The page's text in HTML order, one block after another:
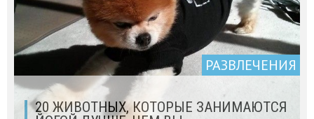
РАЗВЛЕЧЕНИЯ
20 ЖИВОТНЫХ, КОТОРЫЕ ЗАНИМАЮТСЯ